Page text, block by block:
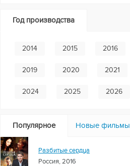
Год производства
2014 2015 2016
2019 2020 2021
2024 2025 2026
Популярное Новые фильмы
Разбитые сердца
Россия, 2016